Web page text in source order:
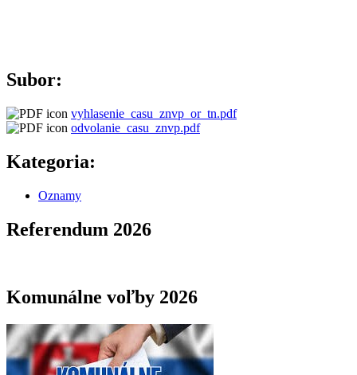
Subor:
vyhlasenie_casu_znvp_or_tn.pdf
odvolanie_casu_znvp.pdf
Kategoria:
Oznamy
Referendum 2026
Komunálne voľby 2026